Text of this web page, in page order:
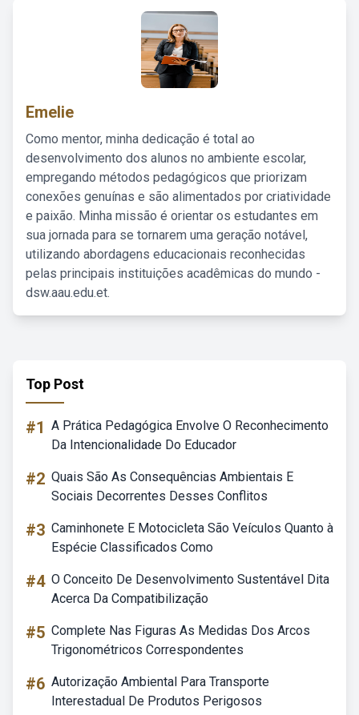
Emelie
Como mentor, minha dedicação é total ao
desenvolvimento dos alunos no ambiente escolar,
empregando métodos pedagógicos que priorizam
conexões genuínas e são alimentados por criatividade
e paixão. Minha missão é orientar os estudantes em
sua jornada para se tornarem uma geração notável,
utilizando abordagens educacionais reconhecidas
pelas principais instituições acadêmicas do mundo -
dsw.aau.edu.et.
Top Post
#1 A Prática Pedagógica Envolve O Reconhecimento
Da Intencionalidade Do Educador
#2 Quais São As Consequências Ambientais E
Sociais Decorrentes Desses Conflitos
#3 Caminhonete E Motocicleta São Veículos Quanto à
Espécie Classificados Como
#4 O Conceito De Desenvolvimento Sustentável Dita
Acerca Da Compatibilização
#5 Complete Nas Figuras As Medidas Dos Arcos
Trigonométricos Correspondentes
#6 Autorização Ambiental Para Transporte
Interestadual De Produtos Perigosos